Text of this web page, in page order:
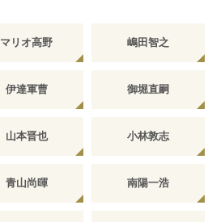
マリオ高野 嶋田智之
伊達軍曹 御堀直嗣
山本晋也 小林敦志
青山尚暉 南陽一浩